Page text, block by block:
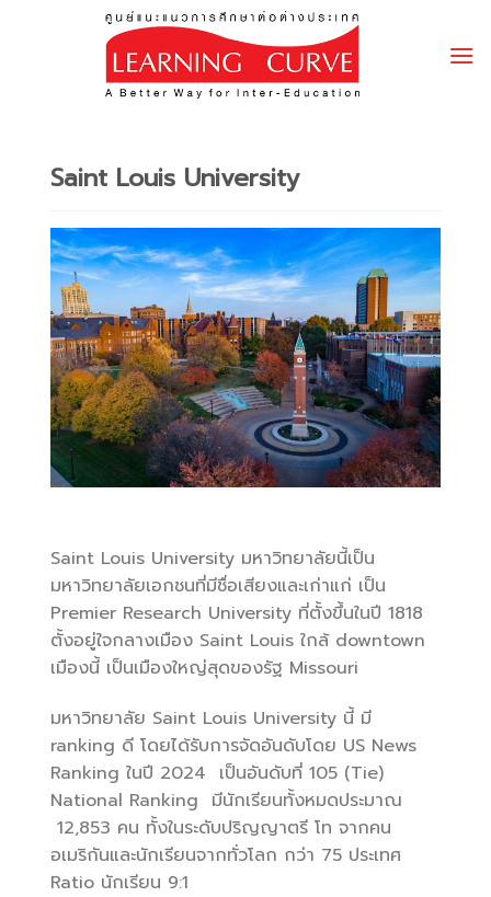
Saint Louis University
Saint Louis University มหาวิทยาลัยนี้เป็น
มหาวิทยาลัยเอกชนที่มีชื่อเสียงและเก่าแก่ เป็น
Premier Research University ที่ตั้งขึ้นในปี 1818
ตั้งอยู่ใจกลางเมือง Saint Louis ใกล้ downtown
เมืองนี้ เป็นเมืองใหญ่สุดของรัฐ Missouri
มหาวิทยาลัย Saint Louis University นี้ มี
ranking ดี โดยได้รับการจัดอันดับโดย US News
Ranking ในปี 2024 เป็นอันดับที่ 105 (Tie)
National Ranking มีนักเรียนทั้งหมดประมาณ
12,853 คน ทั้งในระดับปริญญาตรี โท จากคน
อเมริกันและนักเรียนจากทั่วโลก กว่า 75 ประเทศ
Ratio นักเรียน 9:1